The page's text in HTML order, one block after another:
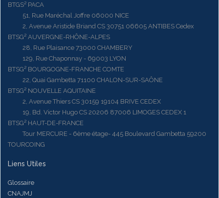
BTGS² PACA
51, Rue Maréchal Joffre 06000 NICE
2, Avenue Aristide Briand CS 30751 06605 ANTIBES Cedex
BTSG² AUVERGNE-RHÔNE-ALPES
28, Rue Plaisance 73000 CHAMBERY
129, Rue Chaponnay - 69003 LYON
BTSG² BOURGOGNE-FRANCHE COMTE
22, Quai Gambetta 71100 CHALON-SUR-SAÔNE
BTSG² NOUVELLE AQUITAINE
2, Avenue Thiers CS 30159 19104 BRIVE CEDEX
19, Bd. Victor Hugo CS 20206 87006 LIMOGES CEDEX 1
BTSG² HAUT-DE-FRANCE
Tour MERCURE - 6ème étage- 445 Boulevard Gambetta 59200
TOURCOING
Liens Utiles
Glossaire
CNAJMJ